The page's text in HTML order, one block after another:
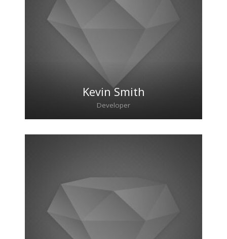
Lorem ipsum dolor sit amet, consectetur
adipiscing elit. Morbi sagittis, sem quis
lacinia faucibus, orci ipsum gravida tortor.
Kevin Smith
Developer
Lorem ipsum dolor sit amet, consectetur
adipiscing elit. Morbi sagittis, sem quis
lacinia faucibus, orci ipsum gravida tortor.